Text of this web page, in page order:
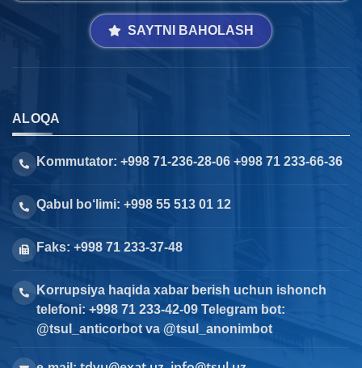
SAYTNI BAHOLASH
ALOQA
Kommutator: +998 71-236-28-06 +998 71 233-66-36
Qabul bo‘limi: +998 55 513 01 12
Faks: +998 71 233-37-48
Korrupsiya haqida xabar berish uchun ishonch
telefoni: +998 71 233-42-09 Telegram bot:
@tsul_anticorbot va @tsul_anonimbot